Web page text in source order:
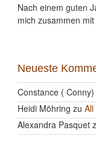
Nach einem guten
mich zusammen
Neueste
Constance ( Conny)
Heidi Möhring zu
Alexandra Pasquet